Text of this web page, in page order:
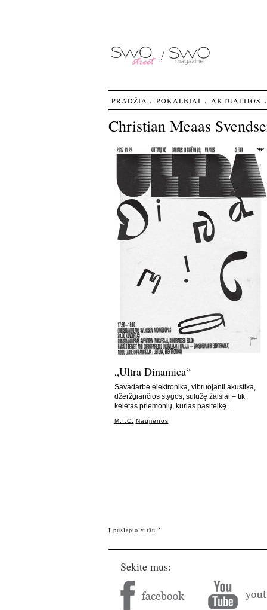
Christian Meaas
„Ultra Dinamica“
Savadarbė elektronika, vibruojanti akustika,
džeržgiančios stygos, sulūžę žaislai – tik
keletas priemonių, kurias pasitelkę…
M.I.C. Naujienos
PRADŽIA POKALBIAI AKTUALIJOS
Į puslapio viršų ^
Sekite mus: